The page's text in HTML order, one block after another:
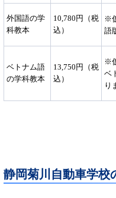
外国語の学
科教本
10,780円（税
込）
※
語
ベトナム語
の学科教本
13,750円（税
込）
※
ベ
り
静岡菊川自動車学校